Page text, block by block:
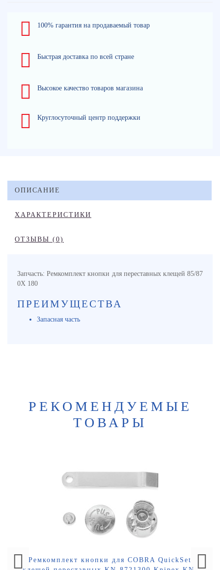
100% гарантия на продаваемый товар
Быстрая доставка по всей стране
Высокое качество товаров магазина
Круглосуточный центр поддержки
ОПИСАНИЕ
ХАРАКТЕРИСТИКИ
ОТЗЫВЫ (0)
Запчасть: Ремкомплект кнопки для переставных клещей 85/87
0X 180
ПРЕИМУЩЕСТВА
Запасная часть
РЕКОМЕНДУЕМЫЕ
ТОВАРЫ
Ремкомплект кнопки для COBRA QuickSet